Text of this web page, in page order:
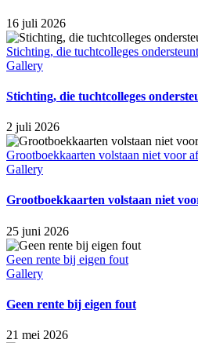
16 juli 2026
Stichting, die tuchtcolleges
Gallery
Stichting, die tuchtcolleges
2 juli 2026
Grootboekkaarten volstaan niet voor
Gallery
Grootboekkaarten volstaan niet
25 juni 2026
Geen rente bij eigen fout
Gallery
Geen rente bij eigen fout
21 mei 2026